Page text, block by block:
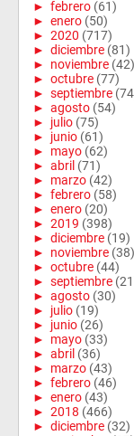
► febrero (61)
► enero (50)
► 2020 (717)
► diciembre (81)
► noviembre (42)
► octubre (77)
► septiembre
► agosto (54)
► julio (75)
► junio (61)
► mayo (62)
► abril (71)
► marzo (42)
► febrero (58)
► enero (20)
► 2019 (398)
► diciembre (19)
► noviembre (38)
► octubre (44)
► septiembre
► agosto (30)
► julio (19)
► junio (26)
► mayo (33)
► abril (36)
► marzo (43)
► febrero (46)
► enero (43)
► 2018 (466)
► diciembre (32)